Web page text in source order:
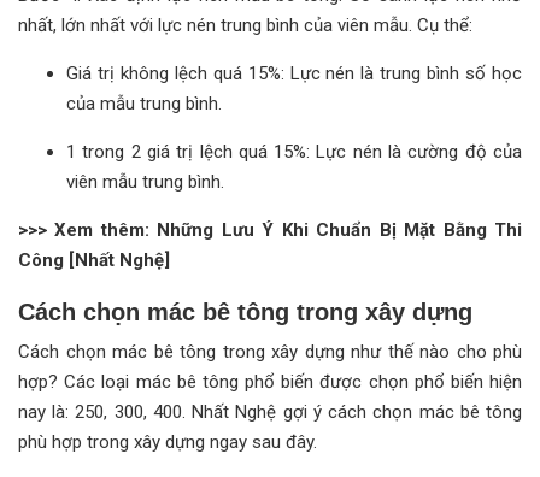
nhất, lớn nhất với lực nén trung bình của viên mẫu. Cụ thể:
Giá trị không lệch quá 15%: Lực nén là trung bình số học
của mẫu trung bình.
1 trong 2 giá trị lệch quá 15%: Lực nén là cường độ của
viên mẫu trung bình.
>>> Xem thêm: Những Lưu Ý Khi Chuẩn Bị Mặt Bằng Thi
Công [Nhất Nghệ]
Cách chọn mác bê tông trong xây dựng
Cách chọn mác bê tông trong xây dựng như thế nào cho phù
hợp? Các loại mác bê tông phổ biến được chọn phổ biến hiện
nay là: 250, 300, 400. Nhất Nghệ gợi ý cách chọn mác bê tông
phù hợp trong xây dựng ngay sau đây.